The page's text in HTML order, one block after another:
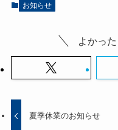
お知らせ
よかっ
夏季休業のお知らせ